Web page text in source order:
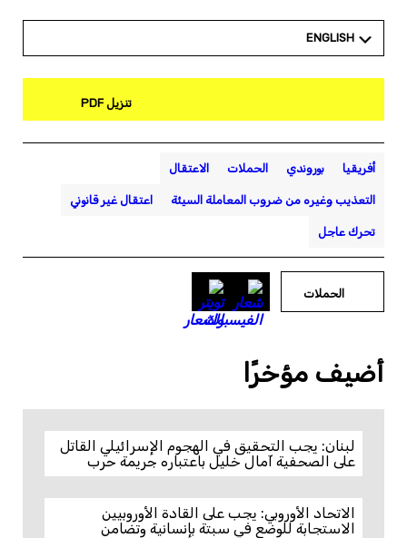
ENGLISH
تنزيل PDF
أفريقيا بوروندي الحملات الاعتقال
التعذيب وغيره من ضروب المعاملة السيئة اعتقال غير قانوني
تحرك عاجل
الحملات
أضيف مؤخرًا
لبنان: يجب التحقيق في الهجوم الإسرائيلي القاتل
على الصحفية آمال خليل باعتباره جريمة حرب
الاتحاد الأوروبي: يجب على القادة الأوروبيين
الاستجابة للوضع في سبتة بإنسانية وتضامن